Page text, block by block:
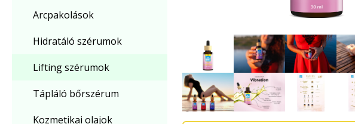
Arcpakolások
Hidratáló szérumok
Lifting szérumok
Tápláló bőrszérum
Kozmetikai olajok